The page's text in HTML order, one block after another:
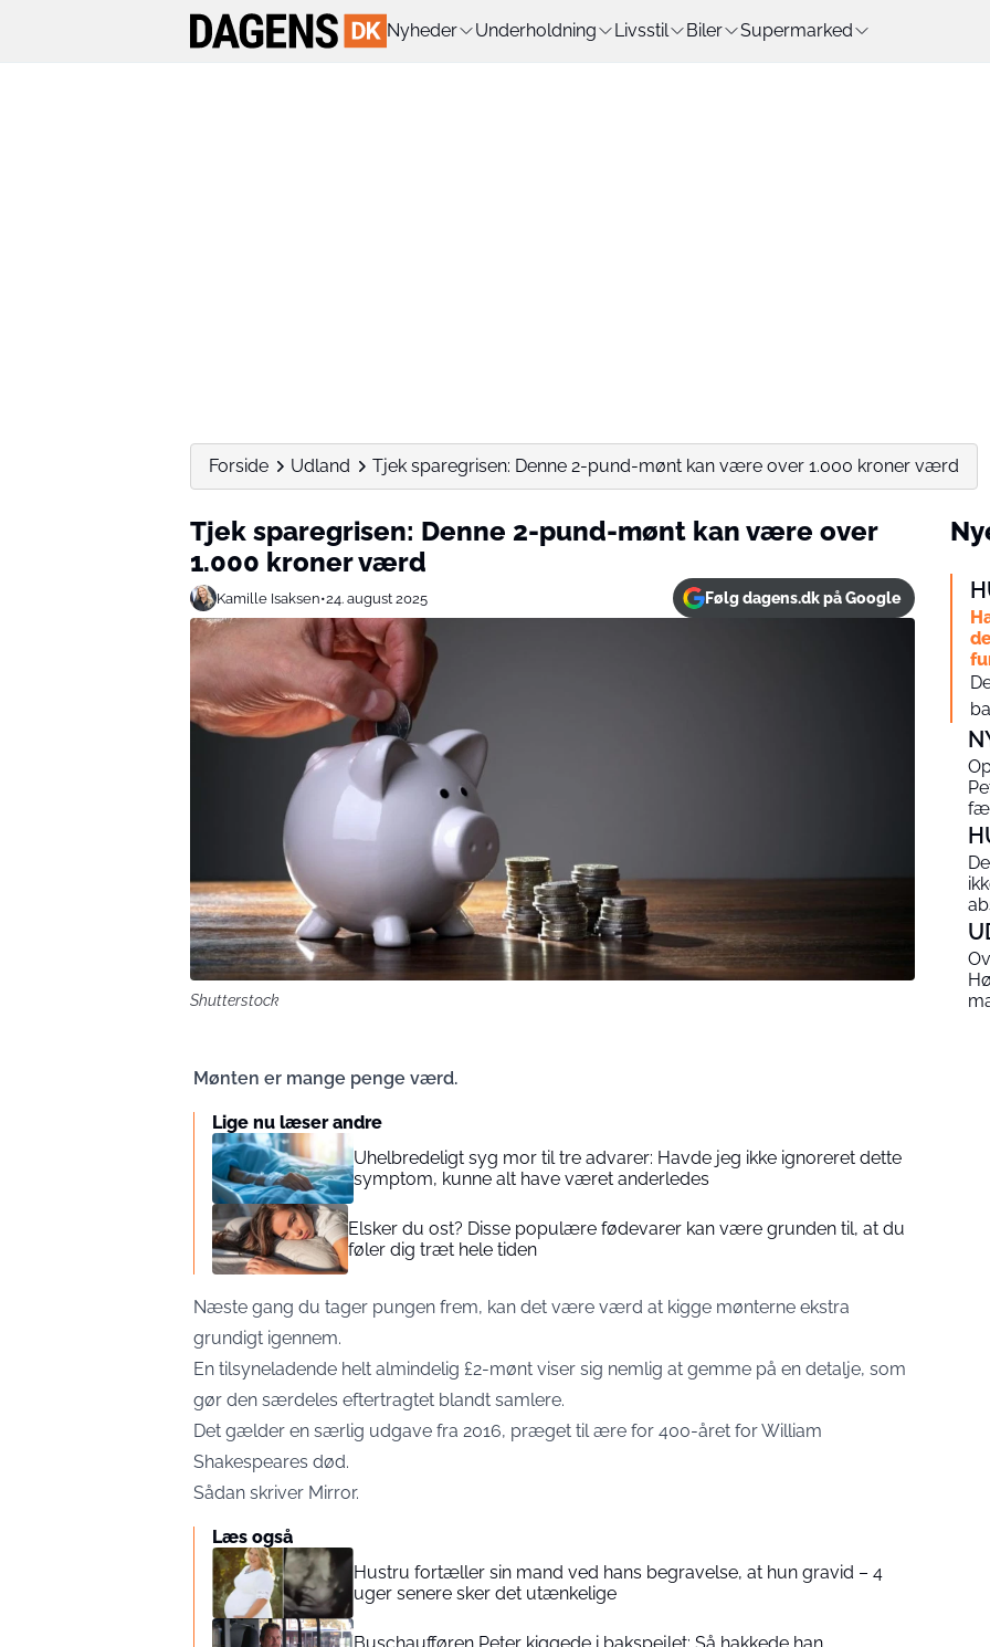
Nyheder Underholdning Livsstil Biler Supermarked
Forside Udland Tjek sparegrisen: Denne 2-pund-mønt kan være over 1.000 kroner værd
Tjek sparegrisen: Denne 2-pund-mønt kan være over
1.000 kroner værd
Kamille Isaksen•24. august 2025 Følg dagens.dk på Google
Shutterstock
Mønten er mange penge værd.
Lige nu læser andre
Uhelbredeligt syg mor til tre advarer: Havde jeg ikke ignoreret dette
symptom, kunne alt have været anderledes
Elsker du ost? Disse populære fødevarer kan være grunden til, at du
føler dig træt hele tiden
Næste gang du tager pungen frem, kan det være værd at kigge mønterne ekstra
grundigt igennem.
En tilsyneladende helt almindelig £2-mønt viser sig nemlig at gemme på en detalje, som
gør den særdeles eftertragtet blandt samlere.
Det gælder en særlig udgave fra 2016, præget til ære for 400-året for William
Shakespeares død.
Sådan skriver Mirror.
Læs også
Hustru fortæller sin mand ved hans begravelse, at hun gravid – 4
uger senere sker det utænkelige